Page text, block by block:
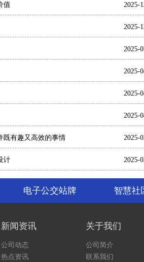
值 2025-
2025-
2025-
2025-
2025-
2025-
既有趣又高效的事情 2025-
计 2025-
电子公交站牌 智慧社
新闻资讯
公司动态
热点资讯
关于我们
公司简介
联系我们